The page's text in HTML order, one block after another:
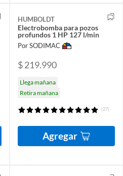
HUMBOLDT
Electrobomba para pozos
profundos 1 HP 127 l/min
Por SODIMAC
$ 219.990
Llega mañana
Retira mañana
(27)
Agregar